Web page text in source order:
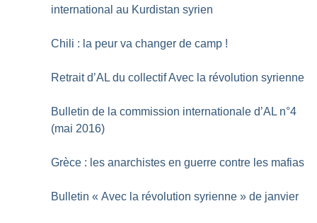
international au Kurdistan syrien
Chili : la peur va changer de camp !
Retrait d’AL du collectif Avec la révolution syrienne
Bulletin de la commission internationale d’AL n°4
(mai 2016)
Grèce : les anarchistes en guerre contre les mafias
Bulletin « Avec la révolution syrienne » de janvier